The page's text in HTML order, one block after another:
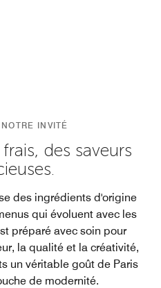
INVITÉ
des saveurs
des ingrédients d'origine
qui évoluent avec les
préparé avec soin pour
la qualité et la créativité,
un véritable goût de Paris
de modernité.